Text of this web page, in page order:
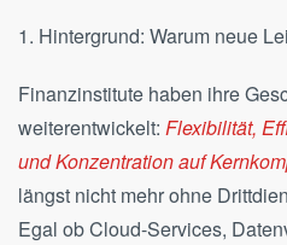
1. Hintergrund: Warum neue
Finanzinstitute haben ihre
weiterentwickelt: Flexibilität,
und Konzentration auf
längst nicht mehr ohne
Egal ob Cloud-Services,